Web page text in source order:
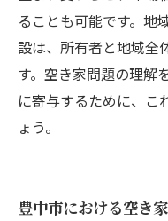
ることも可能です。地
設は、所有者と地域全
す。空き家問題の理解
に寄与するために、こ
ょう。
豊中市における空き